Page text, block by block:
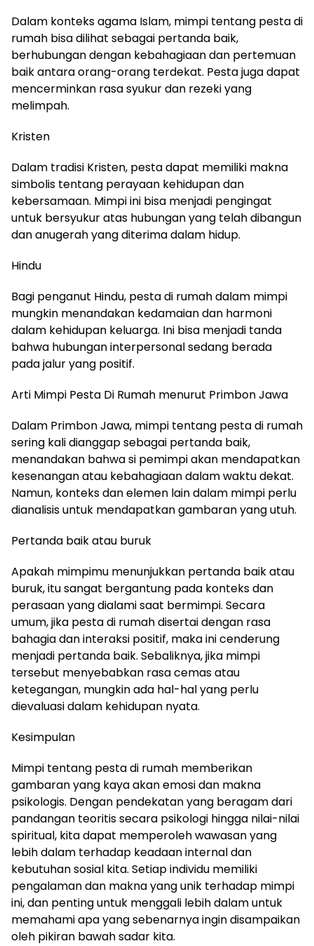
Dalam konteks agama Islam, mimpi tentang pesta di
rumah bisa dilihat sebagai pertanda baik,
berhubungan dengan kebahagiaan dan pertemuan
baik antara orang-orang terdekat. Pesta juga dapat
mencerminkan rasa syukur dan rezeki yang
melimpah.
Kristen
Dalam tradisi Kristen, pesta dapat memiliki makna
simbolis tentang perayaan kehidupan dan
kebersamaan. Mimpi ini bisa menjadi pengingat
untuk bersyukur atas hubungan yang telah dibangun
dan anugerah yang diterima dalam hidup.
Hindu
Bagi penganut Hindu, pesta di rumah dalam mimpi
mungkin menandakan kedamaian dan harmoni
dalam kehidupan keluarga. Ini bisa menjadi tanda
bahwa hubungan interpersonal sedang berada
pada jalur yang positif.
Arti Mimpi Pesta Di Rumah menurut Primbon Jawa
Dalam Primbon Jawa, mimpi tentang pesta di rumah
sering kali dianggap sebagai pertanda baik,
menandakan bahwa si pemimpi akan mendapatkan
kesenangan atau kebahagiaan dalam waktu dekat.
Namun, konteks dan elemen lain dalam mimpi perlu
dianalisis untuk mendapatkan gambaran yang utuh.
Pertanda baik atau buruk
Apakah mimpimu menunjukkan pertanda baik atau
buruk, itu sangat bergantung pada konteks dan
perasaan yang dialami saat bermimpi. Secara
umum, jika pesta di rumah disertai dengan rasa
bahagia dan interaksi positif, maka ini cenderung
menjadi pertanda baik. Sebaliknya, jika mimpi
tersebut menyebabkan rasa cemas atau
ketegangan, mungkin ada hal-hal yang perlu
dievaluasi dalam kehidupan nyata.
Kesimpulan
Mimpi tentang pesta di rumah memberikan
gambaran yang kaya akan emosi dan makna
psikologis. Dengan pendekatan yang beragam dari
pandangan teoritis secara psikologi hingga nilai-nilai
spiritual, kita dapat memperoleh wawasan yang
lebih dalam terhadap keadaan internal dan
kebutuhan sosial kita. Setiap individu memiliki
pengalaman dan makna yang unik terhadap mimpi
ini, dan penting untuk menggali lebih dalam untuk
memahami apa yang sebenarnya ingin disampaikan
oleh pikiran bawah sadar kita.